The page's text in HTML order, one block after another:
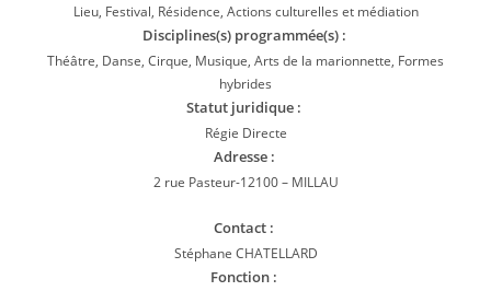
Lieu, Festival, Résidence, Actions culturelles et médiation
Disciplines(s) programmée(s) :
Théâtre, Danse, Cirque, Musique, Arts de la marionnette, Formes
hybrides
Statut juridique :
Régie Directe
Adresse :
2 rue Pasteur-12100 – MILLAU
Contact :
Stéphane CHATELLARD
Fonction :